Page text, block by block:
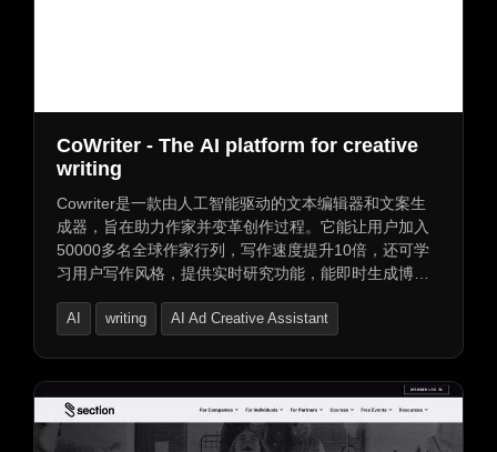
CoWriter - The AI platform for creative
writing
Cowriter是一款由人工智能驱动的文本编辑器和文案生
成器，旨在助力作家并变革创作过程。它能让用户加入
50000多名全球作家行列，写作速度提升10倍，还可学
习用户写作风格，提供实时研究功能，能即时生成博
AI writing AI Ad Creative Assistant